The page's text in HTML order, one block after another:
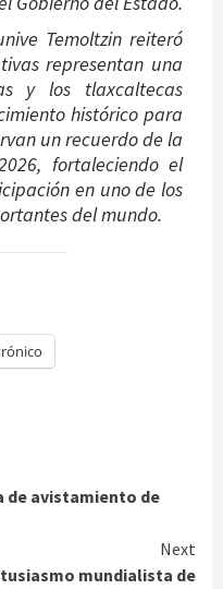
Temoltzin reiteró
representan una
y los tlaxcaltecas
histórico para
un recuerdo de la
fortaleciendo el
en uno de los
del mundo.
de avistamiento de
Next
mundialista de